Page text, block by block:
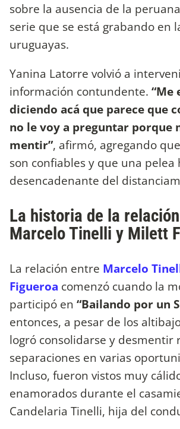
sobre la ausencia de la
serie que se está grabando en
uruguayas.
Yanina Latorre volvió a
información contundente. “Me
diciendo acá que parece que
no le voy a preguntar porque
mentir”, afirmó, agregando
son confiables y que una pelea
desencadenante del
La historia de la
Marcelo Tinelli y Milett
La relación entre Marcelo
Figueroa comenzó cuando la
participó en “Bailando por un
entonces, a pesar de los
logró consolidarse y desmentir
separaciones en varias
Incluso, fueron vistos muy
enamorados durante el
Candelaria Tinelli, hija del